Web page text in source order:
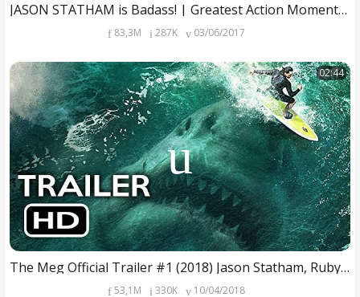
JASON STATHAM is Badass! | Greatest Action Moments Collection
83,3M 287K 03/06/2017
02:44
The Meg Official Trailer #1 (2018) Jason Statham, Ruby Rose Megalodon Shark Movie HD
53,1M 330K 10/04/2018